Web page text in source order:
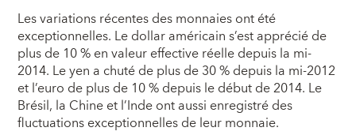
Les variations récentes des monnaies ont été
exceptionnelles. Le dollar américain s’est apprécié de
plus de 10 % en valeur effective réelle depuis la mi-
2014. Le yen a chuté de plus de 30 % depuis la mi-2012
et l’euro de plus de 10 % depuis le début de 2014. Le
Brésil, la Chine et l’Inde ont aussi enregistré des
fluctuations exceptionnelles de leur monnaie.